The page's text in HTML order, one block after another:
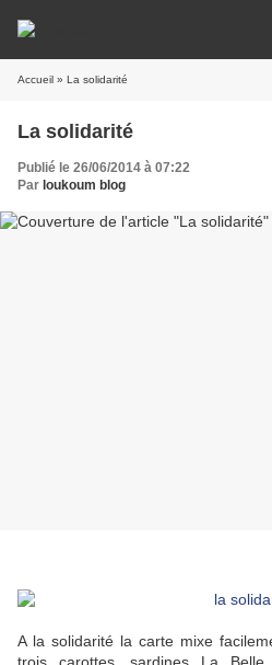
Accueil » La solidarité
La solidarité
Publié le 26/06/2014 à 07:22
Par loukoum blog
A la solidarité la carte mixe